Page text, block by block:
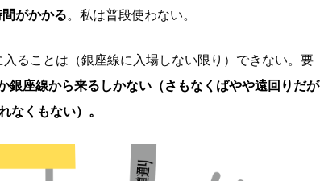
がかかる。私は普段使わない。
ることは（銀座線に入場しない限り）できない。要
銀座線から来るしかない（さもなくばやや遠回りだが
なくもない）。